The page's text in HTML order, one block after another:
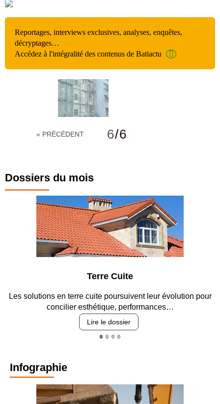
Reportages, interviews exclusives, analyses, enquêtes,
décryptages…
Accédez à l'intégralité des contenus de Batiactu
« PRÉCÉDENT 6/6
Dossiers du mois
Terre Cuite
Les solutions en terre cuite poursuivent leur évolution pour
concilier esthétique, performances…
Lire le dossier
Infographie